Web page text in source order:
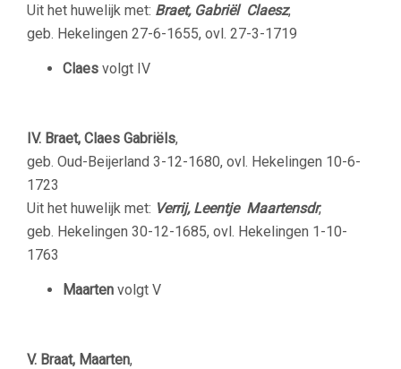
Uit het huwelijk met: Braet, Gabriël Claesz,
geb. Hekelingen 27-6-1655, ovl. 27-3-1719
Claes volgt IV
IV. Braet, Claes Gabriëls,
geb. Oud-Beijerland 3-12-1680, ovl. Hekelingen 10-6-
1723
Uit het huwelijk met: Verrij, Leentje Maartensdr,
geb. Hekelingen 30-12-1685, ovl. Hekelingen 1-10-
1763
Maarten volgt V
V. Braat, Maarten,